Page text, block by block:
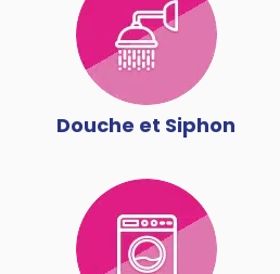
Douche et Siphon